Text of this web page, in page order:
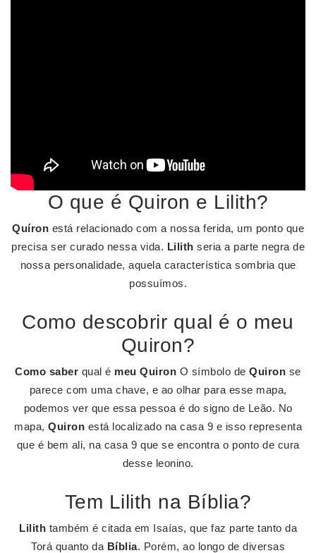
O que é Quiron e Lilith?
Quíron está relacionado com a nossa ferida, um ponto que
precisa ser curado nessa vida. Lilith seria a parte negra de
nossa personalidade, aquela característica sombria que
possuímos.
Como descobrir qual é o meu
Quiron?
Como saber qual é meu Quiron O símbolo deQuiron se
parece com uma chave, e ao olhar para esse mapa,
podemos ver que essa pessoa é do signo de Leão. No
mapa, Quiron está localizado na casa 9 e isso representa
que é bem ali, na casa 9 que se encontra o ponto de cura
desse leonino.
Tem Lilith na Bíblia?
Lilith também é citada em Isaías, que faz parte tanto da
Torá quanto da Bíblia. Porém, ao longo de diversas